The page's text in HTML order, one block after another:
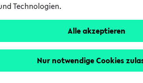
Technologien.
Alle akzeptieren
Nur notwendige Cookies